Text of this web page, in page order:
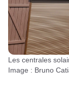
Les centrales solaires thermique et photovoltaïque en toiture /
Image : Bruno